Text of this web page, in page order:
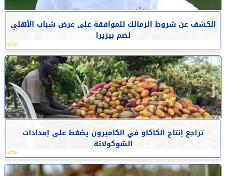
الكشف عن شروط الزمالك للموافقة على عرض شباب الأهلي
لضم بيزيرا
تراجع إنتاج الكاكاو في الكاميرون يضغط على إمدادات
الشوكولاتة